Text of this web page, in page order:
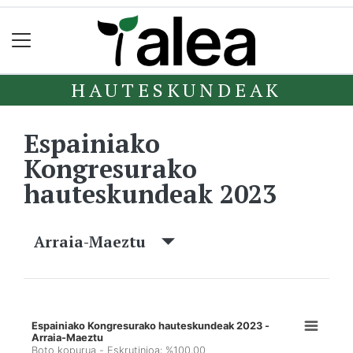
HAUTESKUNDEAK
Espainiako
Kongresurako
hauteskundeak 2023
Arraia-Maeztu
Espainiako Kongresurako hauteskundeak 2023 -
Arraia-Maeztu
Boto kopurua - Eskrutinioa: %100,00